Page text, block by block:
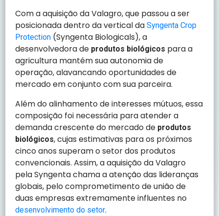
Com a aquisição da Valagro, que passou a ser
posicionada dentro da vertical daSyngenta Crop
Protection (Syngenta Biologicals), a
desenvolvedora de produtos biológicos para a
agricultura mantém sua autonomia de
operação, alavancando oportunidades de
mercado em conjunto com sua parceira.
Além do alinhamento de interesses mútuos, essa
composição foi necessária para atender a
demanda crescente do mercado de produtos
biológicos, cujas estimativas para os próximos
cinco anos superam o setor dos produtos
convencionais. Assim, a aquisição da Valagro
pela Syngenta chama a atenção das lideranças
globais, pelo comprometimento de união de
duas empresas extremamente influentes no
desenvolvimento do setor.